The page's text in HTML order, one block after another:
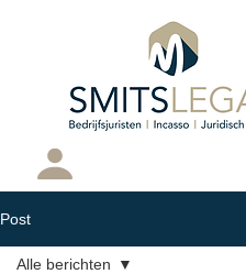
Cliëntenportaal
Post
Alle berichten